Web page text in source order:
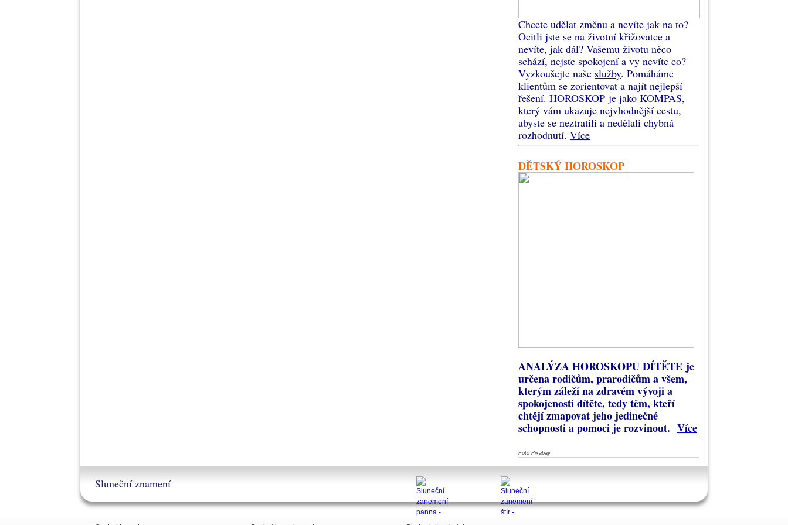
Chcete udělat změnu a nevíte jak na to?
Ocitli jste se na životní křižovatce a
nevíte, jak dál? Vašemu životu něco
schází, nejste spokojení a vy nevíte co?
Vyzkoušejte naše služby. Pomáháme
klientům se zorientovat a najít nejlepší
řešení. HOROSKOP je jako KOMPAS,
který vám ukazuje nejvhodnější cestu,
abyste se neztratili a nedělali chybná
rozhodnutí. Více
DĚTSKÝ HOROSKOP
ANALÝZA HOROSKOPU DÍTĚTE je
určena rodičům, prarodičům a všem,
kterým záleží na zdravém vývoji a
spokojenosti dítěte, tedy těm, kteří
chtějí zmapovat jeho jedinečné
schopnosti a pomoci je rozvinout. Více
Foto Pixabay
Sluneční znamení